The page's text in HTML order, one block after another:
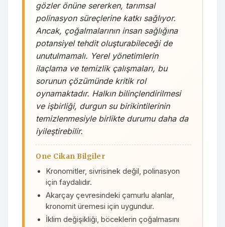
gözler önüne sererken, tarımsal
polinasyon süreçlerine katkı sağlıyor.
Ancak, çoğalmalarının insan sağlığına
potansiyel tehdit oluşturabileceği de
unutulmamalı. Yerel yönetimlerin
ilaçlama ve temizlik çalışmaları, bu
sorunun çözümünde kritik rol
oynamaktadır. Halkın bilinçlendirilmesi
ve işbirliği, durgun su birikintilerinin
temizlenmesiyle birlikte durumu daha da
iyileştirebilir.
One Cikan Bilgiler
Kronomitler, sivrisinek değil, polinasyon
için faydalıdır.
Akarçay çevresindeki çamurlu alanlar,
kronomit üremesi için uygundur.
İklim değişikliği, böceklerin çoğalmasını